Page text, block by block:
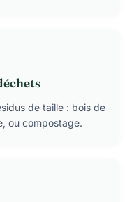
de taille : bois de
ou compostage.